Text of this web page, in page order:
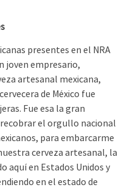
presentes en el NRA
joven empresario,
artesanal mexicana,
de México fue
Fue esa la gran
el orgullo nacional
para embarcarme
cerveza artesanal, la
aquí en Estados Unidos y
en el estado de